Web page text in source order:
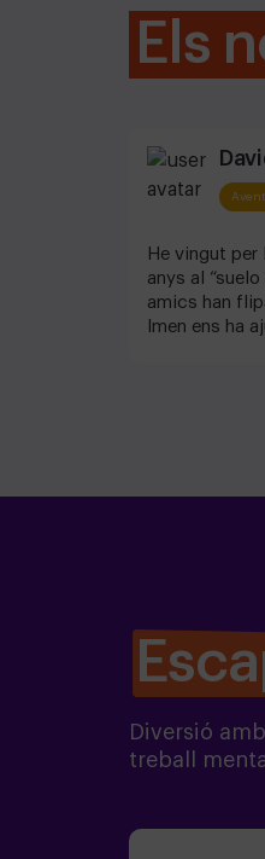
Els
He vingut per
anys al
amics han
Imen ens ha
Diversió
treball